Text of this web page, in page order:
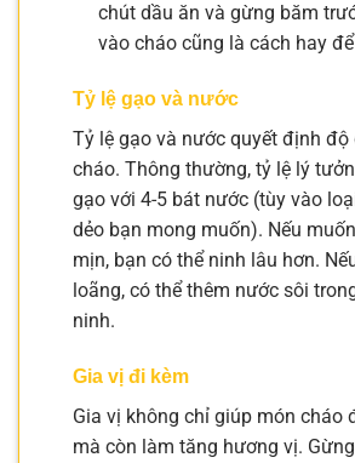
chút dầu ăn và gừng băm
vào cháo cũng là cách hay
Tỷ lệ gạo và nước
Tỷ lệ gạo và nước quyết định độ
cháo. Thông thường, tỷ lệ lý
gạo với 4-5 bát nước (tùy vào
dẻo bạn mong muốn). Nếu
mịn, bạn có thể ninh lâu hơn.
loãng, có thể thêm nước sôi
ninh.
Gia vị đi kèm
Gia vị không chỉ giúp món cháo
mà còn làm tăng hương vị.